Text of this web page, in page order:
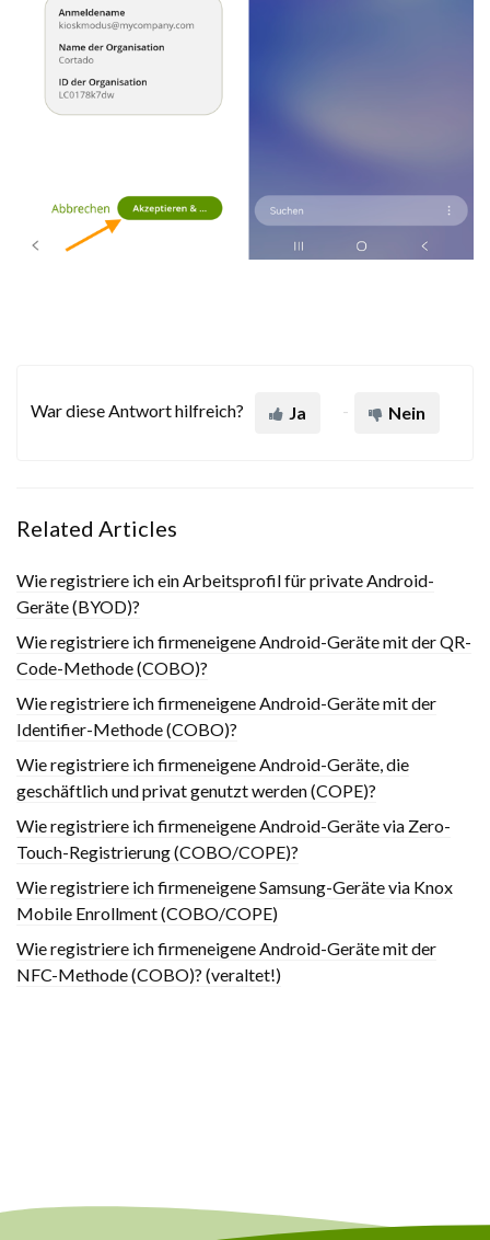
War diese Antwort hilfreich? Ja Nein
Related Articles
Wie registriere ich ein Arbeitsprofil für private Android-
Geräte (BYOD)?
Wie registriere ich firmeneigene Android-Geräte mit der QR-
Code-Methode (COBO)?
Wie registriere ich firmeneigene Android-Geräte mit der
Identifier-Methode (COBO)?
Wie registriere ich firmeneigene Android-Geräte, die
geschäftlich und privat genutzt werden (COPE)?
Wie registriere ich firmeneigene Android-Geräte via Zero-
Touch-Registrierung (COBO/COPE)?
Wie registriere ich firmeneigene Samsung-Geräte via Knox
Mobile Enrollment (COBO/COPE)
Wie registriere ich firmeneigene Android-Geräte mit der
NFC-Methode (COBO)? (veraltet!)